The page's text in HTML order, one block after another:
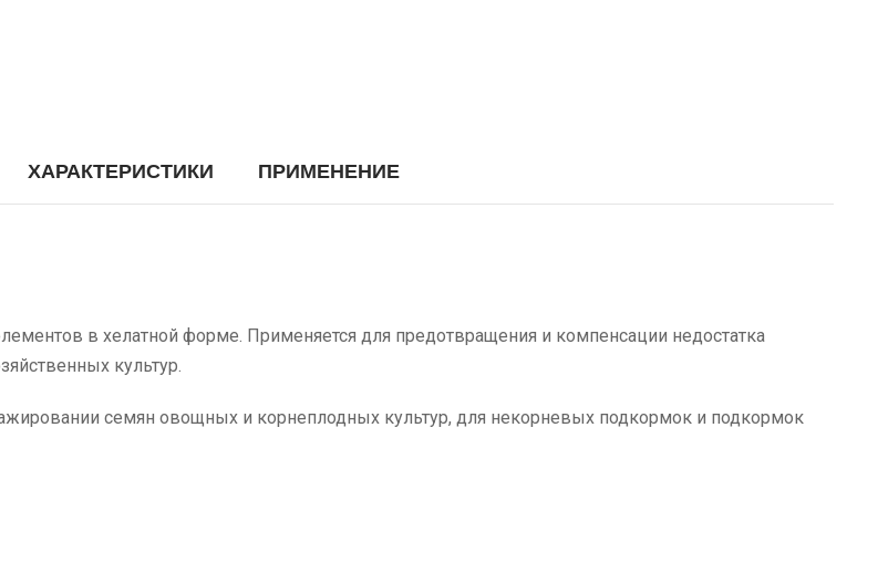
ХАРАКТЕРИСТИКИ ПРИМЕНЕНИЕ
в хелатной форме. Применяется для предотвращения и компенсации недостатка
культур.
семян овощных и корнеплодных культур, для некорневых подкормок и подкормок